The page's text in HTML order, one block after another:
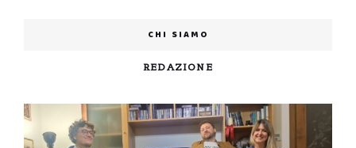
CHI SIAMO
REDAZIONE